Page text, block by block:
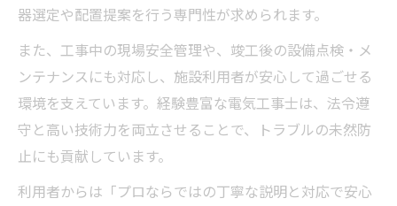
器選定や配置提案を行う専門性が求められます。
また、工事中の現場安全管理や、竣工後の設備点検・メ
ンテナンスにも対応し、施設利用者が安心して過ごせる
環境を支えています。経験豊富な電気工事士は、法令遵
守と高い技術力を両立させることで、トラブルの未然防
止にも貢献しています。
利用者からは「プロならではの丁寧な説明と対応で安心